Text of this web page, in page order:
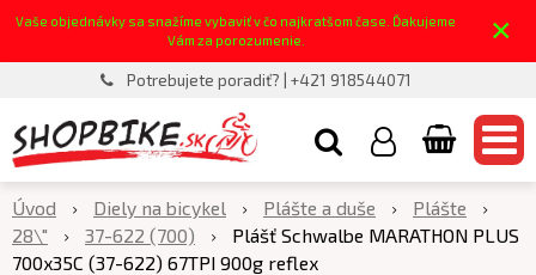
Vaše objednávky sa snažíme vybaviť v čo najkratšom čase. Ďakujeme
Vám za porozumenie.
×
Potrebujete poradiť? | +421 918544071
Úvod Diely na bicykel Plášte a duše
Plášte
28\"
37-622 (700)
Plášť Schwalbe MARATHON PLUS
700x35C (37-622) 67TPI 900g reflex